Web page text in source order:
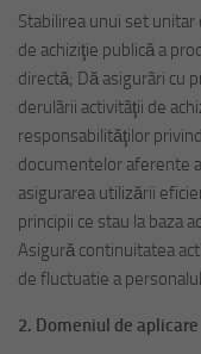
Stabilirea unui set
de achiziţie publică a
directă; Dă asigurãri cu
derulãrii activitãţii de
responsabilităţilor
documentelor aferente
asigurarea utilizării
principii ce stau la baza
Asigură continuitatea
de fluctuatie a
2. Domeniul de aplicare